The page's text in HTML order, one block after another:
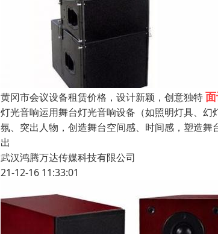
黄冈市会议设备租赁价格，设计新颖，创意独特
灯光音响运用舞台灯光音响设备（如照明灯具、
氛、突出人物，创造舞台空间感、时间感，塑造
出
武汉鸿腾万达传媒科技有限公司
21-12-16 11:33:01